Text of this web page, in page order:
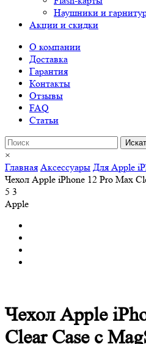
Наушники и
Акции и скидки
О компании
Доставка
Гарантия
Контакты
Отзывы
FAQ
Статьи
×
Главная Аксессуары Для Apple
Чехол Apple iPhone 12 Pro Max
5 3
Apple
Чехол Apple
Clear Case c